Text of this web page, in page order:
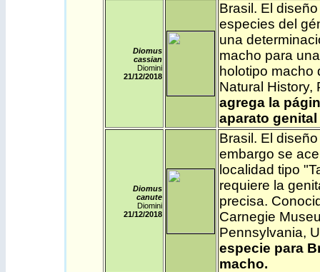
Diomus
cassian
Diomini
21/12/2018
Brasil . E l
especies del
una
macho para
holotipo macho
Natural History,
agrega la
aparato
Diomus
canute
Diomini
21/12/2018
Brasil . El
embargo se
localidad tipo
requiere la
precisa.
Carnegie
Pennsylvania,
especie para
macho.